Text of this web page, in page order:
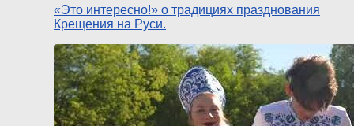
«Это интересно!» о традициях празднования
Крещения на Руси.